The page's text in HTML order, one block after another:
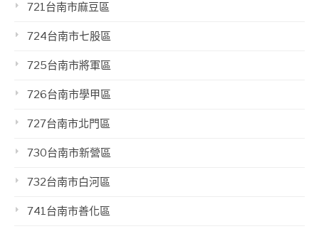
721台南市麻豆區
724台南市七股區
725台南市將軍區
726台南市學甲區
727台南市北門區
730台南市新營區
732台南市白河區
741台南市善化區